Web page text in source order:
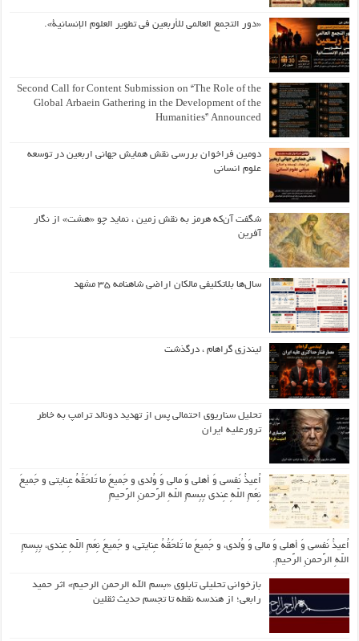
«دور التجمع العالمي للأربعين في تطوير العلوم الإنسانية».
Second Call for Content Submission on “The Role of the
Global Arbaein Gathering in the Development of the
Humanities” Announced
دومین فراخوان بررسی نقش همایش جهانی اربعین در توسعه
علوم انسانی
شگفت آن‌که هرمز به نقش زمین ، نماید چو «هشت» از نگار
آفرین
سال‌ها بلاتکلیفی مالکان اراضی شاهنامه ۳۵ مشهد
لیندزی گراهام ، درگذشت
تحلیل سناریوی احتمالی پس از تهدید دونالد ترامپ به خاطر
ترورعلیه ایران
اُعیذُ نَفسی وَ أهلی وَ مالی وَ وُلدی و جَمیعَ ما تَلحَقُهُ عِنایتی و جَمیعَ
نِعَمِ اللّهِ عِندی بِبِسمِ اللّهِ الرَّحمنِ الرَّحیمِ
اُعیذُ نَفسی وَ أهلی وَ مالی وَ وُلدی، و جَمیعَ ما تَلحَقُهُ عِنایتی، و جَمیعَ نِعَمِ اللّهِ عِندی، بِبِسمِ
اللّهِ الرَّحمنِ الرَّحیمِ.
بازخوانی تحلیلی تابلوی «بسم الله الرحمن الرحیم» اثر حمید
رابعی؛ از هندسه نقطه تا تجسم حدیث ثقلین